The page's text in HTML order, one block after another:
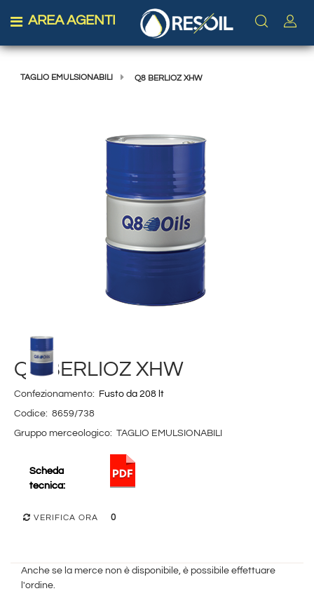
Open menu
AREA AGENTI
TAGLIO EMULSIONABILI Q8 BERLIOZ XHW
Q8 BERLIOZ XHW
Confezionamento:
Fusto da 208 lt
Codice: 8659/738
Gruppo merceologico: TAGLIO EMULSIONABILI
Scheda
tecnica:
VERIFICA ORA 0
Anche se la merce non è disponibile, è possibile effettuare
l'ordine.